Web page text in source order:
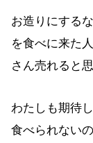
お造りにする
を食べに来た
さん売れると
わたしも期待
食べられない